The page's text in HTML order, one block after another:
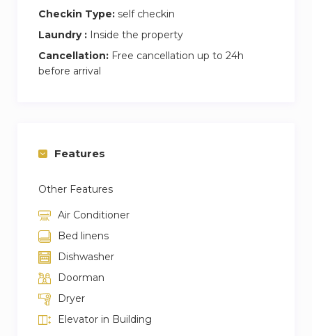
Checkin Type: self checkin
Laundry : Inside the property
Cancellation: Free cancellation up to 24h
before arrival
Features
Other Features
Air Conditioner
Bed linens
Dishwasher
Doorman
Dryer
Elevator in Building